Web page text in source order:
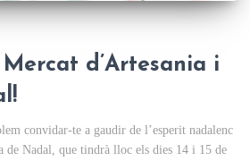
Mercat d’Artesania i
convidar-te a gaudir de l’esperit nadalenc
de Nadal, que tindrà lloc els dies 14 i 15 de